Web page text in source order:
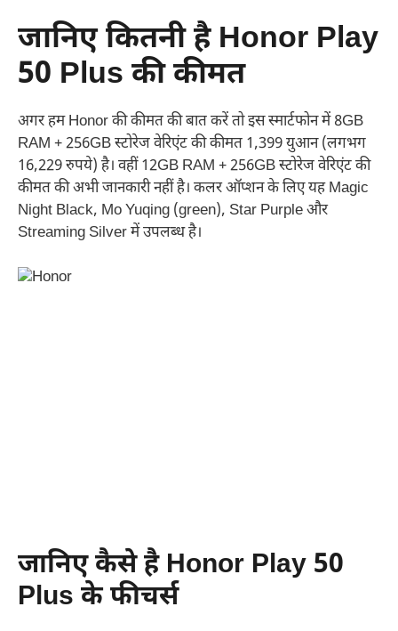
जानिए कितनी है Honor Play
50 Plus की कीमत
अगर हम Honor की कीमत की बात करें तो इस स्मार्टफोन में 8GB
RAM + 256GB स्टोरेज वेरिएंट की कीमत 1,399 युआन (लगभग
16,229 रुपये) है। वहीं 12GB RAM + 256GB स्टोरेज वेरिएंट की
कीमत की अभी जानकारी नहीं है। कलर ऑप्शन के लिए यह Magic
Night Black, Mo Yuqing (green), Star Purple और
Streaming Silver में उपलब्ध है।
जानिए कैसे है Honor Play 50
Plus के फीचर्स